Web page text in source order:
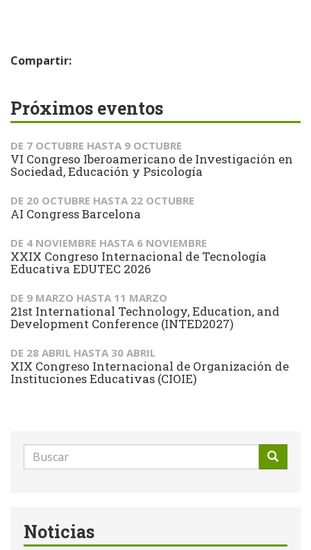
Compartir:
Próximos eventos
DE 7 OCTUBRE HASTA 9 OCTUBRE
VI Congreso Iberoamericano de Investigación en
Sociedad, Educación y Psicología
DE 20 OCTUBRE HASTA 22 OCTUBRE
AI Congress Barcelona
DE 4 NOVIEMBRE HASTA 6 NOVIEMBRE
XXIX Congreso Internacional de Tecnología
Educativa EDUTEC 2026
DE 9 MARZO HASTA 11 MARZO
21st International Technology, Education, and
Development Conference (INTED2027)
DE 28 ABRIL HASTA 30 ABRIL
XIX Congreso Internacional de Organización de
Instituciones Educativas (CIOIE)
Formulario
de
Noticias